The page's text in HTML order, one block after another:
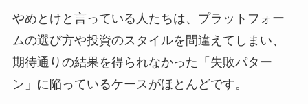
やめとけと言っている人たちは、プラットフォー
ムの選び方や投資のスタイルを間違えてしまい、
期待通りの結果を得られなかった「失敗パター
ン」に陥っているケースがほとんどです。